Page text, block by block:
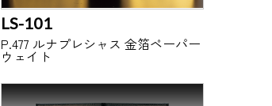
LS-101
P.477 ルナプレシャス 金箔ペーパー
ウェイト